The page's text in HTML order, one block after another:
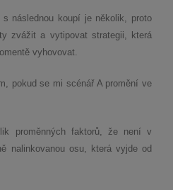
následnou koupí je několik, proto
zvážit a vytipovat strategii, která
vyhovovat.
pokud se mi scénář A promění ve
proměnných faktorů, že není v
nalinkovanou osu, která vyjde od